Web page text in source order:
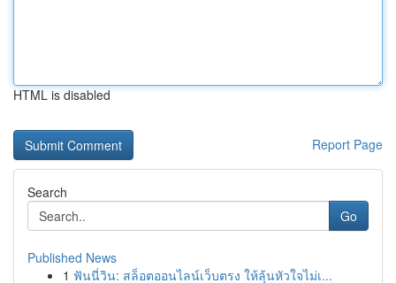
HTML is disabled
Report Page
Search
Go
Published News
1 ฟันนี่วิน: สล็อตออนไลน์เว็บตรง ให้ลุ้นหัวใจไม่เ...